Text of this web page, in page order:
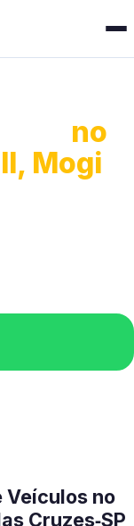
no
Mogi
Veículos no
Cruzes‑SP